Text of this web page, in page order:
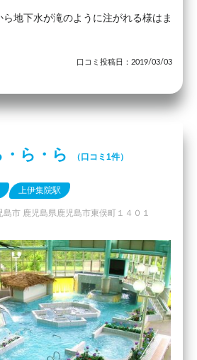
地下水が滝のように注がれる様はま
口コミ投稿日：2019/03/03
ら・ら （口コミ1件）
上伊集院駅
市 鹿児島県鹿児島市東俣町１４０１